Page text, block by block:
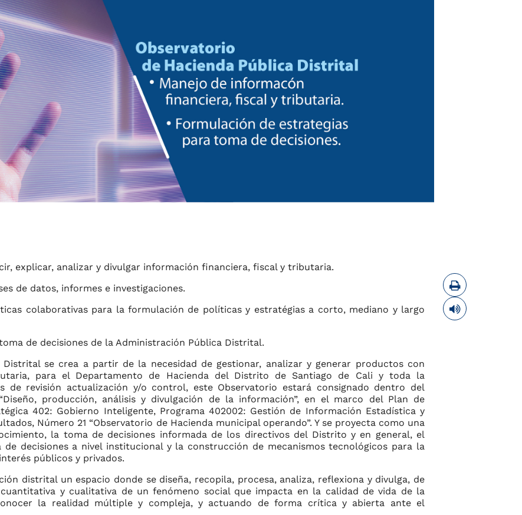
explicar, analizar y divulgar información financiera, fiscal y tributaria.
de datos, informes e investigaciones.
colaborativas para la formulación de políticas y estratégias a corto, mediano y largo
de decisiones de la Administración Pública Distrital.
Distrital se crea a partir de la necesidad de gestionar, analizar y generar productos con
para el Departamento de Hacienda del Distrito de Santiago de Cali y toda la
de revisión actualización y/o control, este Observatorio estará consignado dentro del
producción, análisis y divulgación de la información”, en el marco del Plan de
402: Gobierno Inteligente, Programa 402002: Gestión de Información Estadística y
Número 21 “Observatorio de Hacienda municipal operando”. Y se proyecta como una
la toma de decisiones informada de los directivos del Distrito y en general, el
decisiones a nivel institucional y la construcción de mecanismos tecnológicos para la
públicos y privados.
distrital un espacio donde se diseña, recopila, procesa, analiza, reflexiona y divulga, de
y cualitativa de un fenómeno social que impacta en la calidad de vida de la
la realidad múltiple y compleja, y actuando de forma crítica y abierta ante el
Imprimir
Leer